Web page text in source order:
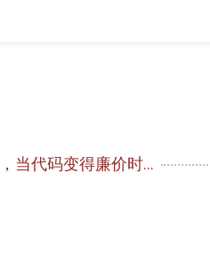
当代码变得廉价时...